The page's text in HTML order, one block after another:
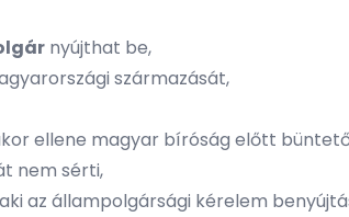
nyújthat be,
származását,
ellene magyar bíróság előtt
nem sérti,
az állampolgársági kérelem